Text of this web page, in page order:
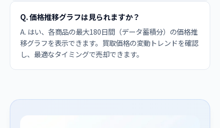
Q. 価格推移グラフは見られますか？
A. はい、各商品の最大180日間（データ蓄積分）の価格推
移グラフを表示できます。買取価格の変動トレンドを確認
し、最適なタイミングで売却できます。